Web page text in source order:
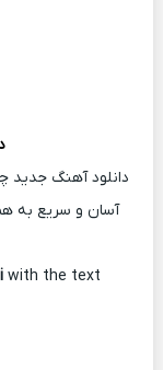
دانلود آهنگ جدید
آسان و سریع به
with the text